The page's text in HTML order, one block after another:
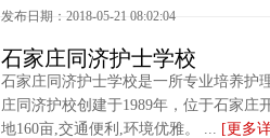
发布日期：2018-05-21 08:02:04
石家庄同济护士学校
石家庄同济护士学校是一所专业培养护
庄同济护校创建于1989年，位于石家庄
地160亩,交通便利,环境优雅。 ... [更多